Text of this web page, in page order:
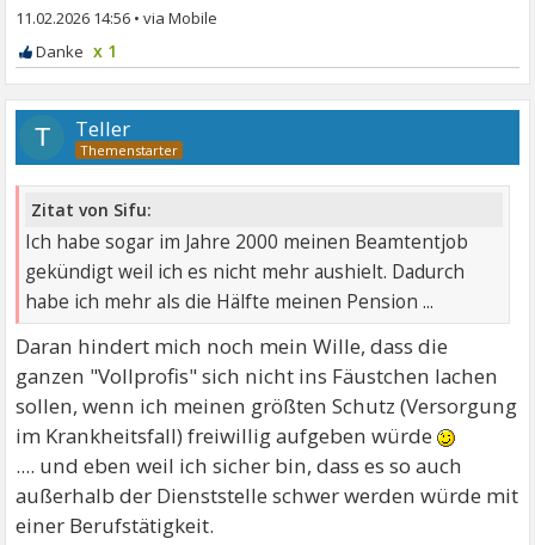
11.02.2026 14:56 •
x 1
T Teller
Zitat von Sifu:
Ich habe sogar im Jahre 2000 meinen Beamtentjob
gekündigt weil ich es nicht mehr aushielt. Dadurch
habe ich mehr als die Hälfte meinen Pension ...
Daran hindert mich noch mein Wille, dass die
ganzen "Vollprofis" sich nicht ins Fäustchen lachen
sollen, wenn ich meinen größten Schutz (Versorgung
im Krankheitsfall) freiwillig aufgeben würde
.... und eben weil ich sicher bin, dass es so auch
außerhalb der Dienststelle schwer werden würde mit
einer Berufstätigkeit.